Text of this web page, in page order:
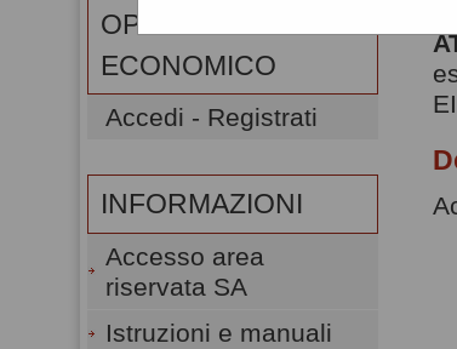
OPERATORE
ECONOMICO
Accedi - Registrati
INFORMAZIONI
Accesso area
riservata SA
Istruzioni e manuali